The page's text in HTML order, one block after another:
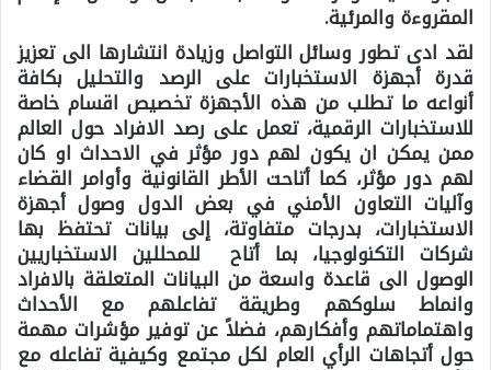
المقروءة والمرئية.
لقد ادى تطور وسائل التواصل وزيادة انتشارها الى تعزيز
قدرة أجهزة الاستخبارات على الرصد والتحليل بكافة
أنواعه ما تطلب من هذه الأجهزة تخصيص اقسام خاصة
للاستخبارات الرقمية، تعمل على رصد الافراد حول العالم
ممن يمكن ان يكون لهم دور مؤثر في الاحداث او كان
لهم دور مؤثر، كما أتاحت الأطر القانونية وأوامر القضاء
وآليات التعاون الأمني في بعض الدول وصول أجهزة
الاستخبارات، بدرجات متفاوتة، إلى بيانات تحتفظ بها
شركات التكنولوجيا، بما أتاح للمحللين الاستخباريين
الوصول الى قاعدة واسعة من البيانات المتعلقة بالافراد
وانماط سلوكهم وطريقة تفاعلهم مع الأحداث
واهتماماتهم وأفكارهم، فضلاً عن توفير مؤشرات مهمة
حول أتجاهات الرأي العام لكل مجتمع وكيفية تفاعله مع